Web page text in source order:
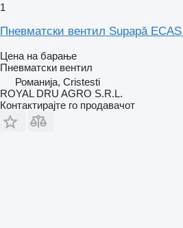
1
Пневматски вентил Supapă
Цена на барање
Пневматски вентил
Романија, Cristesti
ROYAL DRU AGRO S.R.L.
Контактирајте го продавачот